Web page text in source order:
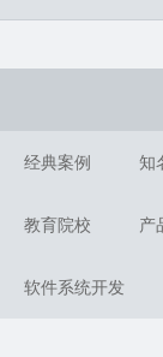
经典案例 知
教育院校 产
软件系统开发